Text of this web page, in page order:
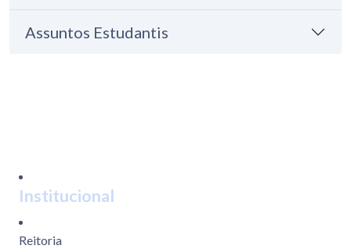
Assuntos Estudantis
Institucional
Reitoria